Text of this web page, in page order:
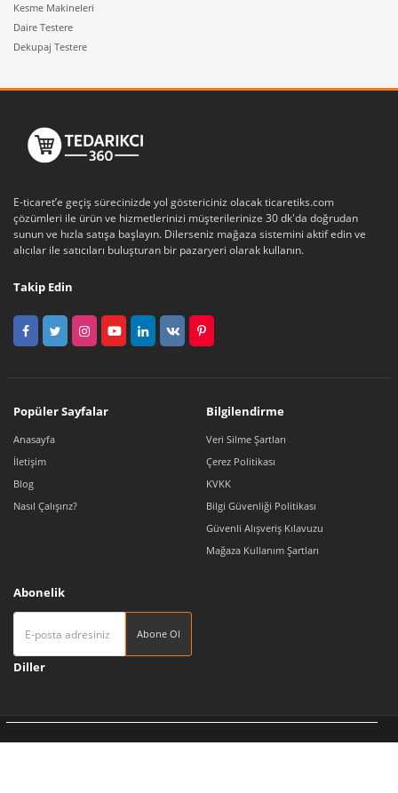
Kesme Makineleri
Daire Testere
Dekupaj Testere
E-ticaret’e geçiş sürecinizde yol göstericiniz olacak ticaretiks.com
çözümleri ile ürün ve hizmetlerinizi müşterilerinize 30 dk'da doğrudan
sunun ve hızla satışa başlayın. Dilerseniz mağaza sistemini aktif edin ve
alıcılar ile satıcıları buluşturan bir pazaryeri olarak kullanın.
Takip Edin
Popüler Sayfalar
Anasayfa
İletişim
Blog
Nasıl Çalışırız?
Bilgilendirme
Veri Silme Şartları
Çerez Politikası
KVKK
Bilgi Güvenliği Politikası
Güvenli Alışveriş Kılavuzu
Mağaza Kullanım Şartları
Abonelik
Abone Ol
Diller